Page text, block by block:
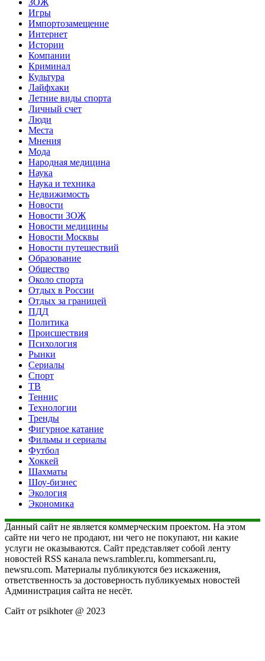
ЗОЖ
Игры
Импортозамещение
Интернет
Истории
Компании
Криминал
Культура
Лайфхаки
Летние виды спорта
Личный счет
Люди
Места
Мнения
Мода
Народная медицина
Наука
Наука и техника
Недвижимость
Новости
Новости ЗОЖ
Новости медицины
Новости Москвы
Новости путешествий
Образование
Общество
Около спорта
Отдых в России
Отдых за границей
ПДД
Политика
Происшествия
Психология
Рынки
Сериалы
Спорт
ТВ
Теннис
Технологии
Тренды
Фигурное катание
Фильмы и сериалы
Футбол
Хоккей
Шахматы
Шоу-бизнес
Экология
Экономика
Данный сайт не является коммерческим проектом. На этом
сайте ни чего не продают, ни чего не покупают, ни какие
услуги не оказываются. Сайт представляет собой ленту
новостей RSS канала news.rambler.ru, kommersant.ru,
newsru.com. Материалы публикуются без искажения,
ответственность за достоверность публикуемых новостей
Администрация сайта не несёт.
Сайт от psikhoter @ 2023